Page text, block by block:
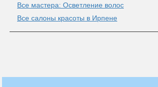
Все мастера: Осветление волос
Все салоны красоты в Ирпене